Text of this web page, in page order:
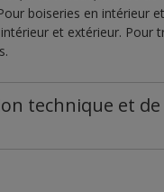
boiseries en intérieur
et extérieur. Pour
technique et de